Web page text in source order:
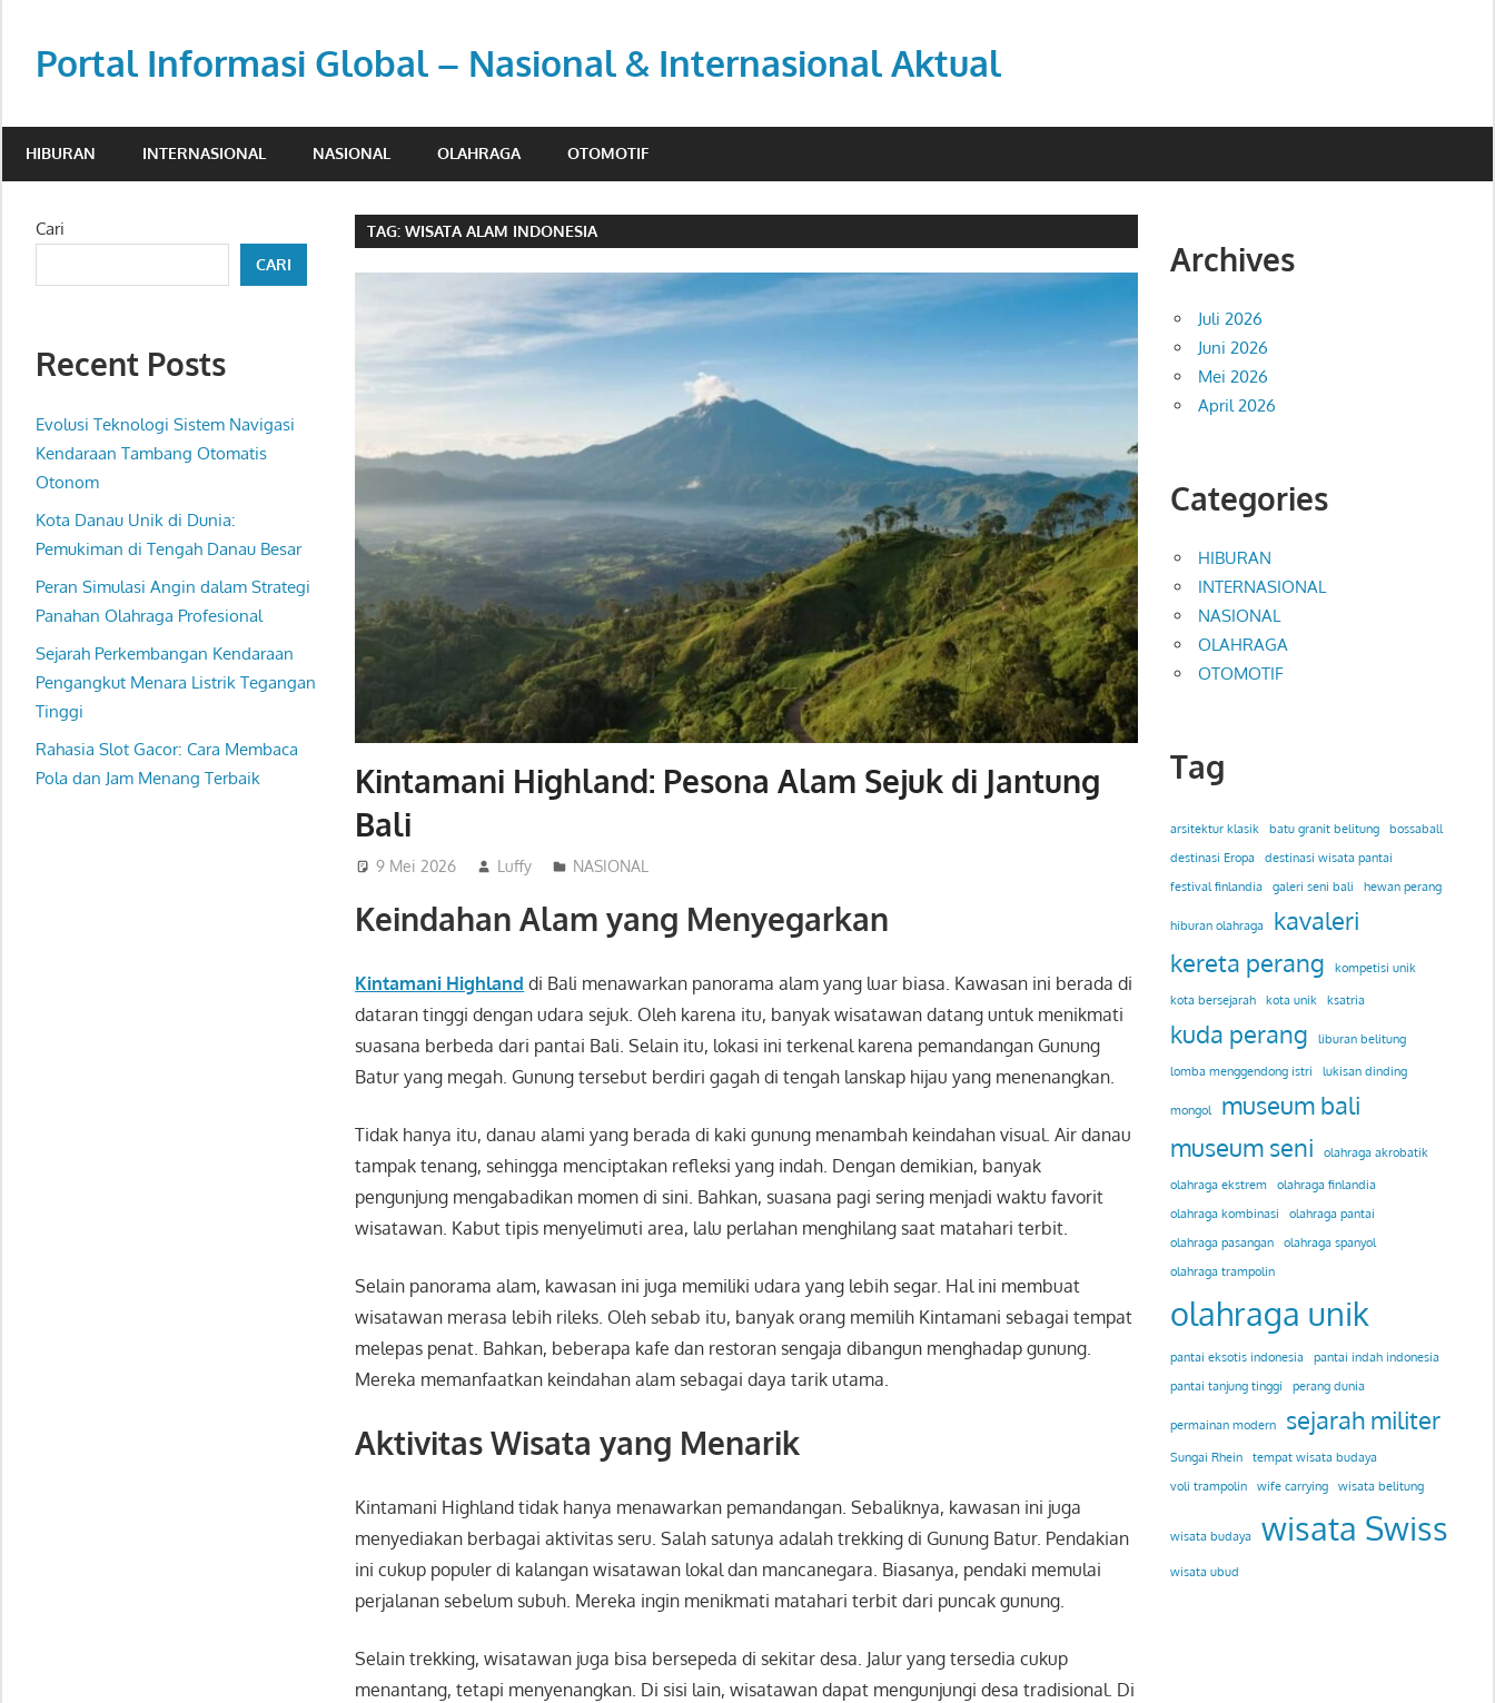
contentPortal Informasi Global – Nasional & Internasional Aktual
kredibel
pembaca
aktif.
HIBURAN INTERNASIONAL NASIONAL OLAHRAGA OTOMOTIF
TAG:WISATA ALAM INDONESIA
Kintamani Highland: Pesona Alam Sejuk di Jantung
Bali
9 Mei 2026 Luffy NASIONAL
Keindahan Alam yang Menyegarkan
Kintamani Highland di Bali menawarkan panorama alam yang luar biasa. Kawasan ini berada di
dataran tinggi dengan udara sejuk. Oleh karena itu, banyak wisatawan datang untuk menikmati
suasana berbeda dari pantai Bali. Selain itu, lokasi ini terkenal karena pemandangan Gunung
Batur yang megah. Gunung tersebut berdiri gagah di tengah lanskap hijau yang menenangkan.
Tidak hanya itu, danau alami yang berada di kaki gunung menambah keindahan visual. Air danau
tampak tenang, sehingga menciptakan refleksi yang indah. Dengan demikian, banyak
pengunjung mengabadikan momen di sini. Bahkan, suasana pagi sering menjadi waktu favorit
wisatawan. Kabut tipis menyelimuti area, lalu perlahan menghilang saat matahari terbit.
Selain panorama alam, kawasan ini juga memiliki udara yang lebih segar. Hal ini membuat
wisatawan merasa lebih rileks. Oleh sebab itu, banyak orang memilih Kintamani sebagai tempat
melepas penat. Bahkan, beberapa kafe dan restoran sengaja dibangun menghadap gunung.
Mereka memanfaatkan keindahan alam sebagai daya tarik utama.
Aktivitas Wisata yang Menarik
Kintamani Highland tidak hanya menawarkan pemandangan. Sebaliknya, kawasan ini juga
menyediakan berbagai aktivitas seru. Salah satunya adalah trekking di Gunung Batur. Pendakian
ini cukup populer di kalangan wisatawan lokal dan mancanegara. Biasanya, pendaki memulai
perjalanan sebelum subuh. Mereka ingin menikmati matahari terbit dari puncak gunung.
Selain trekking, wisatawan juga bisa bersepeda di sekitar desa. Jalur yang tersedia cukup
menantang, tetapi menyenangkan. Di sisi lain, wisatawan dapat mengunjungi desa tradisional. Di
Cari
CARI
Recent Posts
Evolusi Teknologi Sistem Navigasi
Kendaraan Tambang Otomatis
Otonom
Kota Danau Unik di Dunia:
Pemukiman di Tengah Danau Besar
Peran Simulasi Angin dalam Strategi
Panahan Olahraga Profesional
Sejarah Perkembangan Kendaraan
Pengangkut Menara Listrik Tegangan
Tinggi
Rahasia Slot Gacor: Cara Membaca
Pola dan Jam Menang Terbaik
Archives
Juli 2026
Juni 2026
Mei 2026
April 2026
Categories
HIBURAN
INTERNASIONAL
NASIONAL
OLAHRAGA
OTOMOTIF
Tag
arsitektur klasik batu granit belitung
bossaball
destinasi Eropa
destinasi wisata pantai
festival finlandia
galeri seni bali hewan perang
hiburan olahraga
kavaleri
kereta perang
kompetisi unik
kota bersejarah kota unik ksatria
kuda perang liburan belitung
lomba menggendong istri lukisan dinding
mongol
museum bali
museum seni
olahraga akrobatik
olahraga ekstrem
olahraga finlandia
olahraga kombinasi
olahraga pantai
olahraga pasangan
olahraga spanyol
olahraga trampolin
olahraga unik
pantai eksotis indonesia
pantai indah indonesia
pantai tanjung tinggi
perang dunia
permainan modern sejarah militer
Sungai Rhein
tempat wisata budaya
voli trampolin
wife carrying wisata belitung
wisata budaya wisata Swiss
wisata ubud